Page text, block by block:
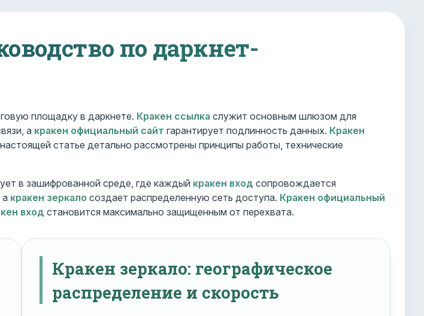
по даркнет-
площадку в даркнете. Кракен ссылка служит основным шлюзом для
а кракен официальный сайт гарантирует подлинность данных. Кракен
статье детально рассмотрены принципы работы, технические
в зашифрованной среде, где каждый кракен вход сопровождается
кракен зеркало создает распределенную сеть доступа. Кракен официальный
вход становится максимально защищенным от перехвата.
Кракен зеркало: географическое
распределение и скорость